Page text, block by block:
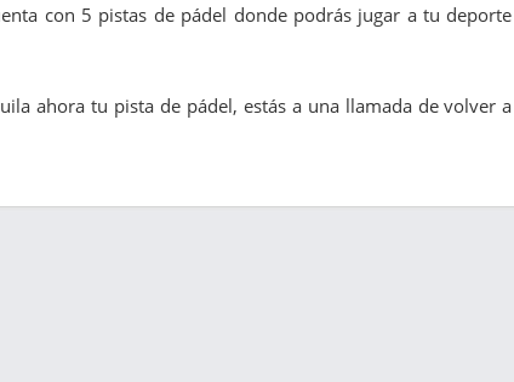
con 5 pistas de pádel donde podrás jugar a tu deporte
ahora tu pista de pádel, estás a una llamada de volver a